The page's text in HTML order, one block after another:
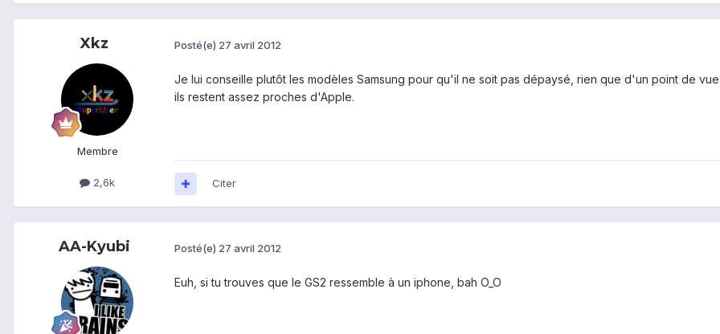
Xkz
Membre
2,6k
Posté(e) 27 avril 2012
Je lui conseille plutôt les modèles Samsung pour qu'il ne soit pas dépaysé, rien que d'un point de vue
ils restent assez proches d'Apple.
Citer
AA-Kyubi Posté(e) 27 avril 2012
Euh, si tu trouves que le GS2 ressemble à un iphone, bah O_O